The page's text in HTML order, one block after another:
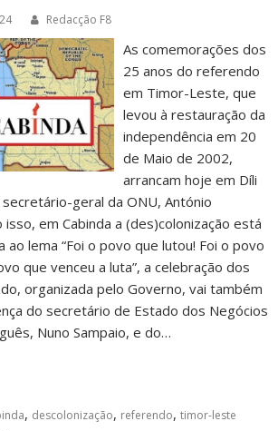
Redacção F8
As comemorações dos
25 anos do referendo
em Timor-Leste, que
levou à restauração da
independência em 20
de Maio de 2002,
arrancam hoje em Díli
geral da ONU, António
em Cabinda a (des)colonização está
ao lema “Foi o povo que lutou! Foi o povo
que venceu a luta”, a celebração dos
organizada pelo Governo, vai também
do secretário de Estado dos Negócios
Nuno Sampaio, e do…
, descolonização, referendo,timor-leste